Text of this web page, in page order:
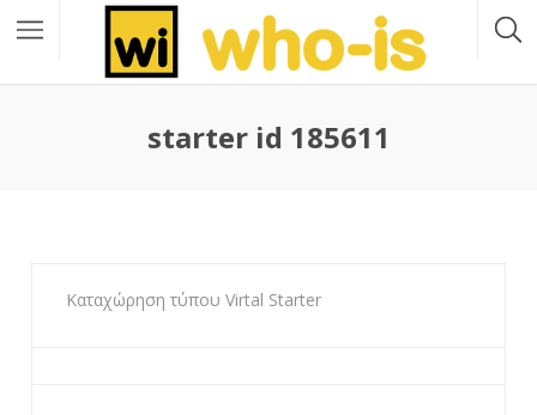
starter id 185611
Καταχώρηση τύπου Virtal Starter